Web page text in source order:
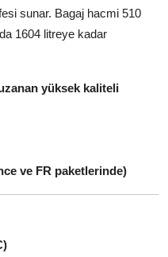
sunar. Bagaj hacmi 510
1604 litreye kadar
yüksek kaliteli
ve FR paketlerinde)